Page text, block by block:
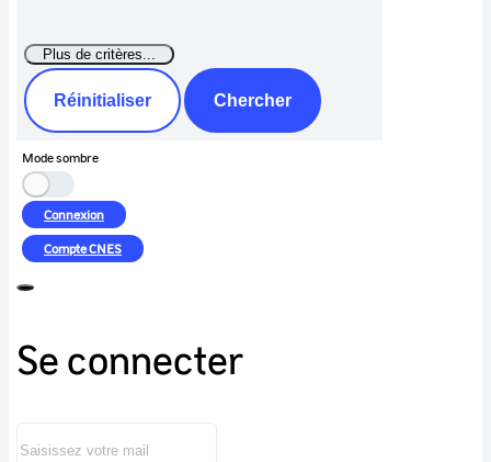
Réinitialiser Chercher
Mode sombre
Connexion
CompteCNES
Se connecter